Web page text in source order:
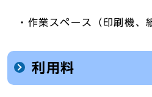
・作業スペース（印刷機、
利用料